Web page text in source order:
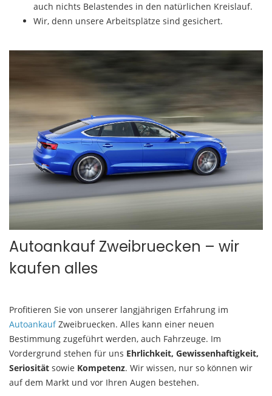
auch nichts Belastendes in den natürlichen Kreislauf.
Wir, denn unsere Arbeitsplätze sind gesichert.
Autoankauf Zweibruecken – wir
kaufen alles
Profitieren Sie von unserer langjährigen Erfahrung im
AutoankaufZweibruecken. Alles kann einer neuen
Bestimmung zugeführt werden, auch Fahrzeuge. Im
Vordergrund stehen für uns Ehrlichkeit, Gewissenhaftigkeit,
Seriosität sowie Kompetenz. Wir wissen, nur so können wir
auf dem Markt und vor Ihren Augen bestehen.